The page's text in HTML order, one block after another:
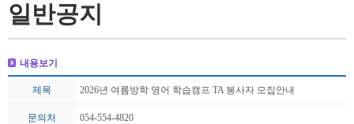
일반공지
내용보기
제목 2026년 여름방학 영어 학습캠프 TA 봉사자 모집안내
문의처 054-554-4820